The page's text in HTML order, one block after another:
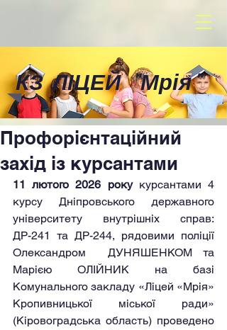
КЗ ЛІЦЕЙ"Мрія"
Профорієнтаційний
захід із курсантами
11 лютого 2026 року курсантами 4
курсу Дніпровського державного
університету внутрішніх справ:
ДР-241 та ДР-244, рядовими поліції
Олександром  ДУНЯШЕНКОМ та
Марією ОЛІЙНИК на базі
Комунального закладу «Ліцей «Мрія»
Кропивницької міської ради»